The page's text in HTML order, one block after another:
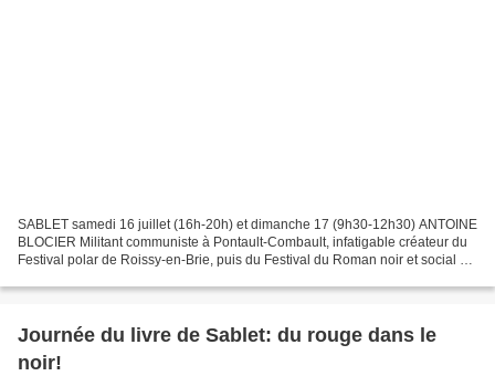
SABLET samedi 16 juillet (16h-20h) et dimanche 17 (9h30-12h30) ANTOINE
BLOCIER Militant communiste à Pontault-Combault, infatigable créateur du
Festival polar de Roissy-en-Brie, puis du Festival du Roman noir et social de
Journée du livre de Sablet: du rouge dans le
noir!